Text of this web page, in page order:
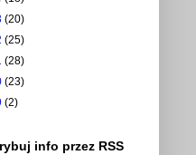
(20)
(25)
(28)
(23)
(2)
info przez RSS